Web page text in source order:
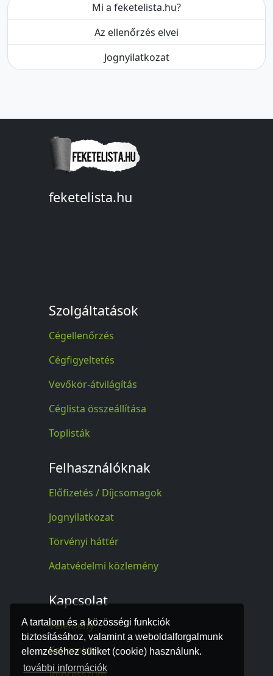
A tartalom és a közösségi funkciók
biztosításához, valamint a weboldalforgalmunk
elemzéséhez sütiket (cookie) használunk.
további információk
Mi a feketelista.hu?
Az ellenőrzés elvei
Jognyilatkozat
feketelista.hu
Szolgáltatások
Cégellenőrzés
Cégfigyeltetés
Vevőkör-átvilágítás
Céglista összeállítása
Toplisták
Felhasználóknak
Előfizetés / Díjcsomagok
Jognyilatkozat
Törvényi háttér
Adatvédelmi közlemény
Kapcsolat
Vélemény
Kapcsolat